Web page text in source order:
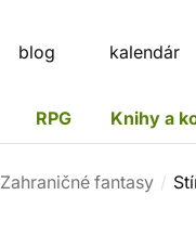
blog kalendár
RPG Knihy a
Zahraničné fantasy